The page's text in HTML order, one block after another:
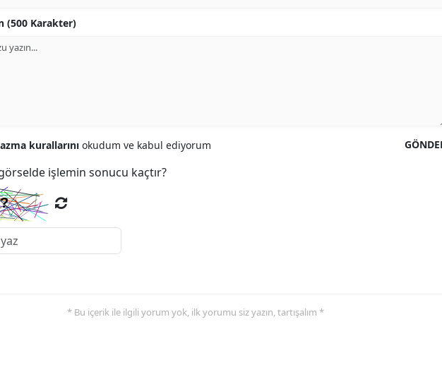
(500 Karakter)
kurallarını okudum ve kabul ediyorum
işlemin sonucu kaçtır?
* Bu içerik ile ilgili yorum yok, ilk yorumu siz yazın, tartışalım *